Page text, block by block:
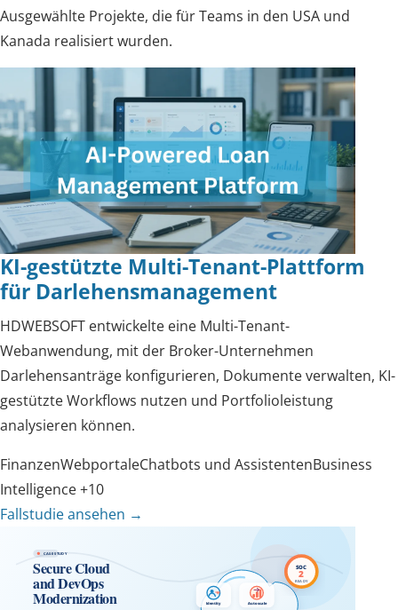
Ausgewählte Projekte, die für Teams in den USA und
Kanada realisiert wurden.
KI-gestützte Multi-Tenant-Plattform
für Darlehensmanagement
HDWEBSOFT entwickelte eine Multi-Tenant-
Webanwendung, mit der Broker-Unternehmen
Darlehensanträge konfigurieren, Dokumente verwalten, KI-
gestützte Workflows nutzen und Portfolioleistung
analysieren können.
FinanzenWebportaleChatbots und AssistentenBusiness
Intelligence+10
Fallstudie ansehen →